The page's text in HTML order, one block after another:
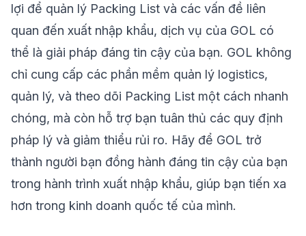
lợi để quản lý Packing List và các vấn đề liên
quan đến xuất nhập khẩu, dịch vụ của GOL có
thể là giải pháp đáng tin cậy của bạn. GOL không
chỉ cung cấp các phần mềm quản lý logistics,
quản lý, và theo dõi Packing List một cách nhanh
chóng, mà còn hỗ trợ bạn tuân thủ các quy định
pháp lý và giảm thiểu rủi ro. Hãy để GOL trở
thành người bạn đồng hành đáng tin cậy của bạn
trong hành trình xuất nhập khẩu, giúp bạn tiến xa
hơn trong kinh doanh quốc tế của mình.